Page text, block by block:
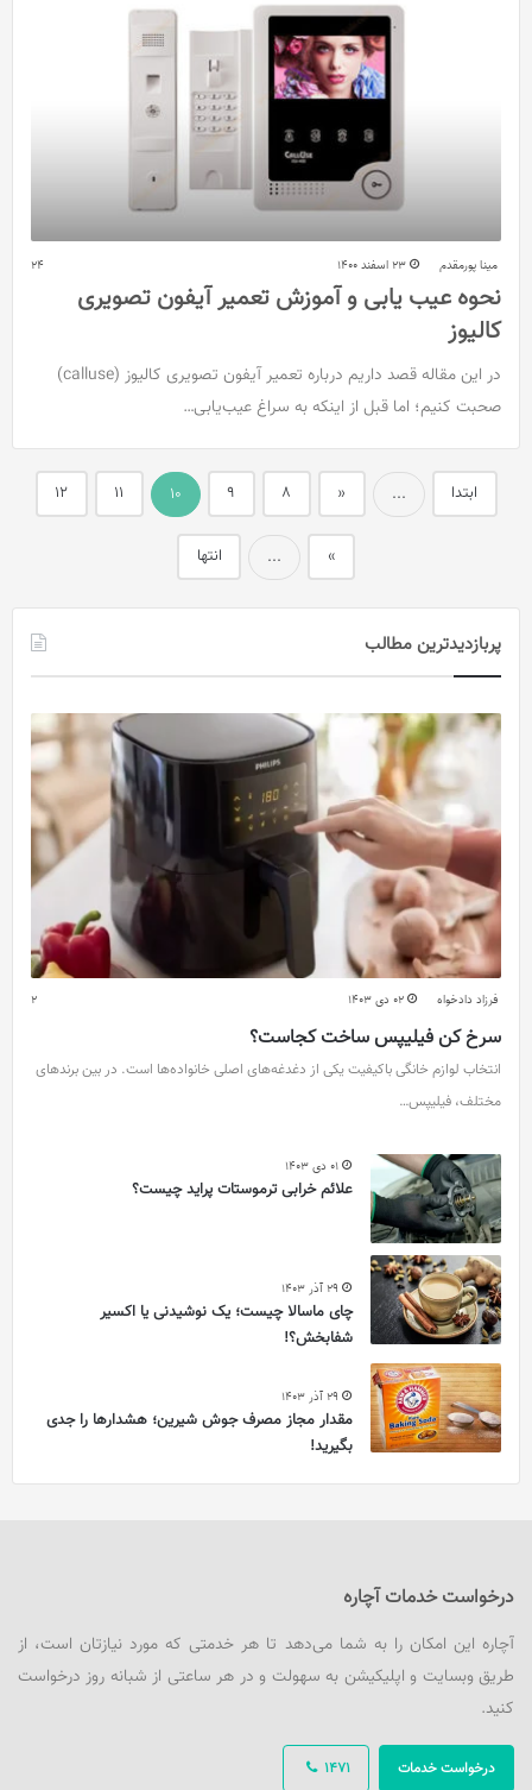
مینا پورمقدم 23 اسفند 1400 24
نحوه عیب یابی و آموزش تعمیر آیفون تصویری
کالیوز
در این مقاله قصد داریم درباره تعمیر آیفون تصویری کالیوز (calluse)
صحبت کنیم؛ اما قبل از اینکه به سراغ عیب‌یابی…
ابتدا ...
«
8
9
10
11
12
»
... انتها
پربازدیدترین مطالب
فرزاد دادخواه 02 دی 1403 2
سرخ کن فیلیپس ساخت کجاست؟
انتخاب لوازم خانگی باکیفیت یکی از دغدغه‌های اصلی خانواده‌ها است. در بین برندهای
مختلف، فیلیپس…
01 دی 1403
علائم خرابی ترموستات پراید چیست؟
29 آذر 1403
چای ماسالا چیست؛ یک نوشیدنی یا اکسیر
شفابخش؟!
29 آذر 1403
مقدار مجاز مصرف جوش شیرین؛ هشدارها را جدی
بگیرید!
درخواست خدمات آچاره
آچاره این امکان را به شما می‌دهد تا هر خدمتی که مورد نیازتان است، از
طریق وبسایت و اپلیکیشن به سهولت و در هر ساعتی از شبانه روز درخواست
کنید.
1471 درخواست خدمات